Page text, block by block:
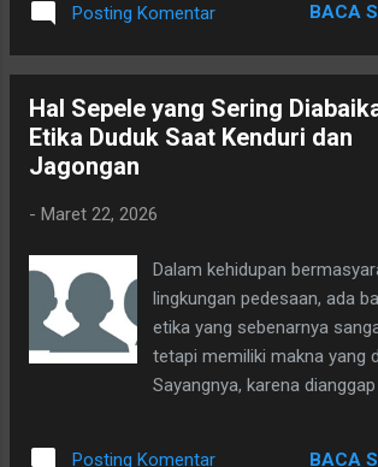
atau menyapa (Mbah, pak,
mas, mbak, om, Tante ...
sederhana, tetapi
makna sosial yang sangat
sejarah terbentuknya jalan
sebenarnya sangat penting.
dalam budaya masyarakat
kampung sebenarnya ada
halus bagi orang yang lewat
atau tanpa menyapa. Bukan
sebagai refleksi rasa kurang
Posting Komentar BACA
Hal Sepele yang Sering
Etika Duduk Saat Kenduri dan
Jagongan
- Maret 22, 2026
Dalam kehidupan
lingkungan pedesaan, ada
etika yang sebenarnya
tetapi memiliki makna yang
Sayangnya, karena dianggap
Posting Komentar BACA